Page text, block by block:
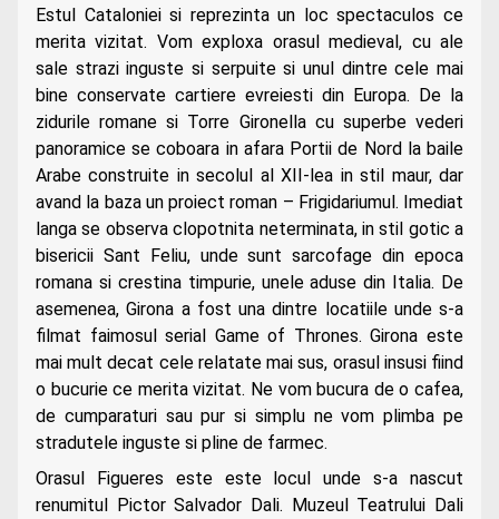
Estul Cataloniei si reprezinta un loc spectaculos ce
merita vizitat. Vom exploxa orasul medieval, cu ale
sale strazi inguste si serpuite si unul dintre cele mai
bine conservate cartiere evreiesti din Europa. De la
zidurile romane si Torre Gironella cu superbe vederi
panoramice se coboara in afara Portii de Nord la baile
Arabe construite in secolul al XII-lea in stil maur, dar
avand la baza un proiect roman – Frigidariumul. Imediat
langa se observa clopotnita neterminata, in stil gotic a
bisericii Sant Feliu, unde sunt sarcofage din epoca
romana si crestina timpurie, unele aduse din Italia. De
asemenea, Girona a fost una dintre locatiile unde s-a
filmat faimosul serial Game of Thrones. Girona este
mai mult decat cele relatate mai sus, orasul insusi fiind
o bucurie ce merita vizitat. Ne vom bucura de o cafea,
de cumparaturi sau pur si simplu ne vom plimba pe
stradutele inguste si pline de farmec.
Orasul Figueres este este locul unde s-a nascut
renumitul Pictor Salvador Dali. Muzeul Teatrului Dali